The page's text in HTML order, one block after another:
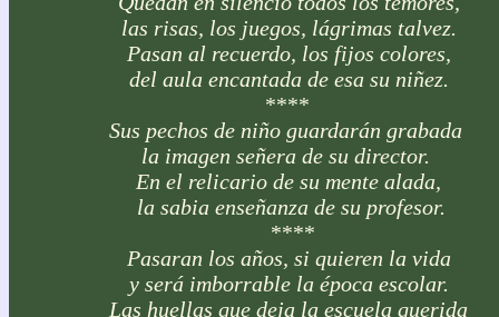
las risas, los juegos, lágrimas talvez.
Pasan al recuerdo, los fijos colores,
del aula encantada de esa su niñez.
****
Sus pechos de niño guardarán grabada
la imagen señera de su director.
En el relicario de su mente alada,
la sabia enseñanza de su profesor.
****
Pasaran los años, si quieren la vida
y será imborrable la época escolar.
Las huellas que deja la escuela querida